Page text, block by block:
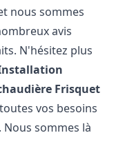
nous sommes
avis
N'hésitez plus
Frisquet
vos besoins
Nous sommes là